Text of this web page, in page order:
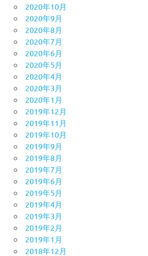
2020年10月
2020年9月
2020年8月
2020年7月
2020年6月
2020年5月
2020年4月
2020年3月
2020年1月
2019年12月
2019年11月
2019年10月
2019年9月
2019年8月
2019年7月
2019年6月
2019年5月
2019年4月
2019年3月
2019年2月
2019年1月
2018年12月